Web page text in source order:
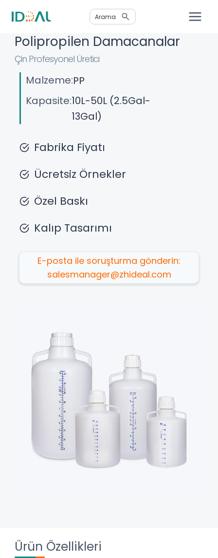
geç
Arama
Polipropilen Damacanalar
Çin Profesyonel Üretici
Malzeme:PP
Kapasite:10L-50L (2.5Gal-
13Gal)
Fabrika Fiyatı
Ücretsiz Örnekler
Özel Baskı
Kalıp Tasarımı
E-posta ile soruşturma gönderin:
salesmanager@zhideal.com
Ürün Özellikleri